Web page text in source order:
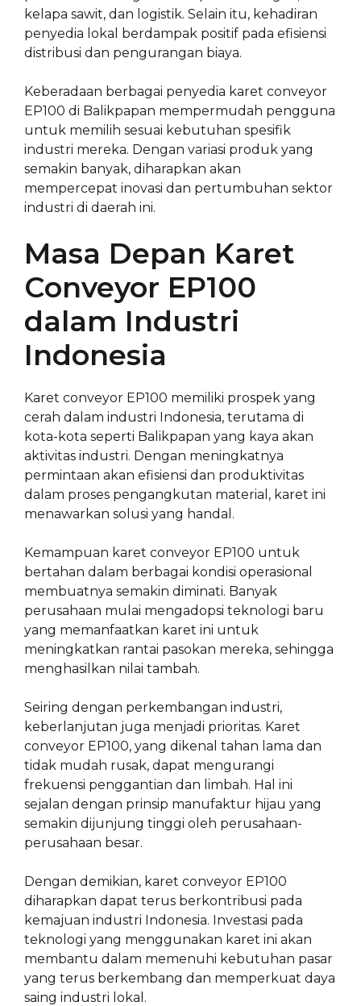
kelapa sawit, dan logistik. Selain itu, kehadiran
penyedia lokal berdampak positif pada efisiensi
distribusi dan pengurangan biaya.
Keberadaan berbagai penyedia karet conveyor
EP100 di Balikpapan mempermudah pengguna
untuk memilih sesuai kebutuhan spesifik
industri mereka. Dengan variasi produk yang
semakin banyak, diharapkan akan
mempercepat inovasi dan pertumbuhan sektor
industri di daerah ini.
Masa Depan Karet
Conveyor EP100
dalam Industri
Indonesia
Karet conveyor EP100 memiliki prospek yang
cerah dalam industri Indonesia, terutama di
kota-kota seperti Balikpapan yang kaya akan
aktivitas industri. Dengan meningkatnya
permintaan akan efisiensi dan produktivitas
dalam proses pengangkutan material, karet ini
menawarkan solusi yang handal.
Kemampuan karet conveyor EP100 untuk
bertahan dalam berbagai kondisi operasional
membuatnya semakin diminati. Banyak
perusahaan mulai mengadopsi teknologi baru
yang memanfaatkan karet ini untuk
meningkatkan rantai pasokan mereka, sehingga
menghasilkan nilai tambah.
Seiring dengan perkembangan industri,
keberlanjutan juga menjadi prioritas. Karet
conveyor EP100, yang dikenal tahan lama dan
tidak mudah rusak, dapat mengurangi
frekuensi penggantian dan limbah. Hal ini
sejalan dengan prinsip manufaktur hijau yang
semakin dijunjung tinggi oleh perusahaan-
perusahaan besar.
Dengan demikian, karet conveyor EP100
diharapkan dapat terus berkontribusi pada
kemajuan industri Indonesia. Investasi pada
teknologi yang menggunakan karet ini akan
membantu dalam memenuhi kebutuhan pasar
yang terus berkembang dan memperkuat daya
saing industri lokal.